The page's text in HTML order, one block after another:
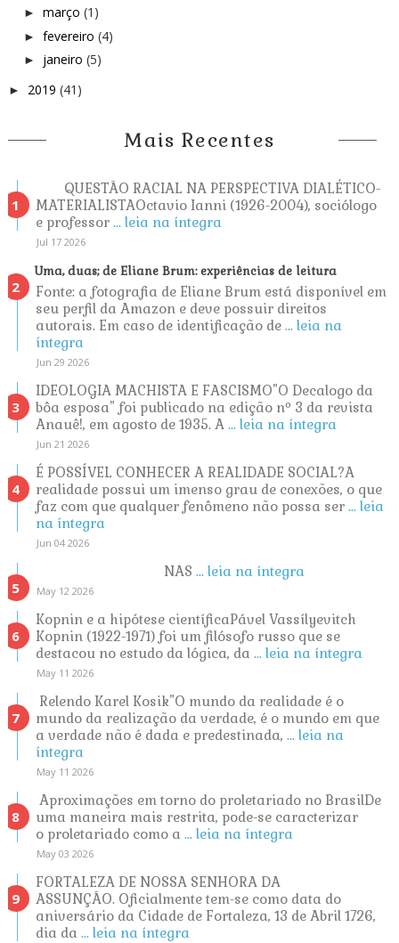
► março (1)
► fevereiro (4)
► janeiro (5)
► 2019 (41)
Mais Recentes
QUESTÃO RACIAL NA PERSPECTIVA DIALÉTICO-
MATERIALISTAOctavio Ianni (1926-2004), sociólogo
e professor ... leia na íntegra
Jul 17 2026
Uma, duas; de Eliane Brum: experiências de leitura
Fonte: a fotografia de Eliane Brum está disponível em
seu perfil da Amazon e deve possuir direitos
autorais. Em caso de identificação de ... leia na
íntegra
Jun 29 2026
IDEOLOGIA MACHISTA E FASCISMO"O Decalogo da
bôa esposa" foi publicado na edição nº 3 da revista
Anauê!, em agosto de 1935. A ... leia na íntegra
Jun 21 2026
É POSSÍVEL CONHECER A REALIDADE SOCIAL?A
realidade possui um imenso grau de conexões, o que
faz com que qualquer fenômeno não possa ser ... leia
na íntegra
Jun 04 2026
NAS ... leia na íntegra
May 12 2026
Kopnin e a hipótese científicaPável Vassílyevitch
Kopnin (1922-1971) foi um filósofo russo que se
destacou no estudo da lógica, da ... leia na íntegra
May 11 2026
Relendo Karel Kosik"O mundo da realidade é o
mundo da realização da verdade, é o mundo em que
a verdade não é dada e predestinada, ... leia na
íntegra
May 11 2026
Aproximações em torno do proletariado no BrasilDe
uma maneira mais restrita, pode-se caracterizar
o proletariado como a ... leia na íntegra
May 03 2026
FORTALEZA DE NOSSA SENHORA DA
ASSUNÇÃO. Oficialmente tem-se como data do
aniversário da Cidade de Fortaleza, 13 de Abril 1726,
dia da ... leia na íntegra